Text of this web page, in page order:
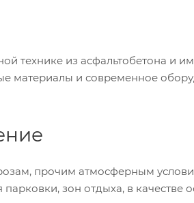
технике из асфальтобетона и
материалы и современное
прочим атмосферным
зон отдыха, в качестве